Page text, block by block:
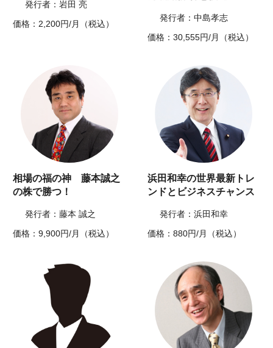
発行者：岩田 亮
価格：2,200円/月（税込）
発行者：中島孝志
価格：30,555円/月（税込）
相場の福の神 藤本誠之
の株で勝つ！
発行者：藤本 誠之
価格：9,900円/月（税込）
浜田和幸の世界最新トレ
ンドとビジネスチャンス
発行者：浜田和幸
価格：880円/月（税込）